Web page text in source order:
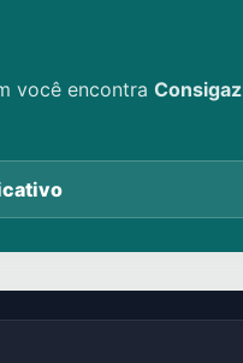
você encontra Consigaz